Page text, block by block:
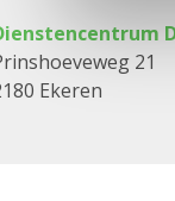
21
Ekeren